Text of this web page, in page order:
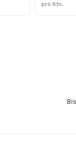
pro Ktn.